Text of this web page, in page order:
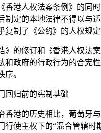
香港人权法案条例》的同
制定的本地法律不得以与
复制了《公约》的人权规
的修订和《香港人权法案
和政府的行政行为的合宪
序。
归前的宪制基础
港的历史相比，葡萄牙与
行使主权下的“混合管辖